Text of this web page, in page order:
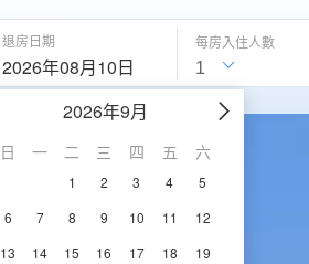
退房日期
2026年08月10日
2026年9月
日 一 二 三 四 五 六
1 2 3 4
5
6
7 8 9 10 11
12
13
14 15 16 17 18
19
每房入住人數